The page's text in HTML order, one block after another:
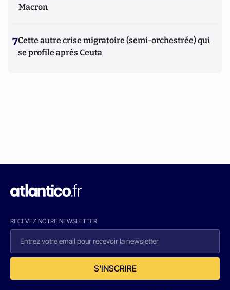
Macron
7Cette autre crise migratoire (semi-orchestrée) qui
se profile après Ceuta
RECEVEZ NOTRE NEWSLETTER
S'INSCRIRE